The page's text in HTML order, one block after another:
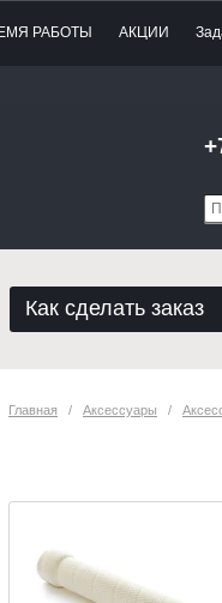
РАБОТЫ АКЦИИ
Как сделать заказ
Главная
   /
Аксессуары
   /